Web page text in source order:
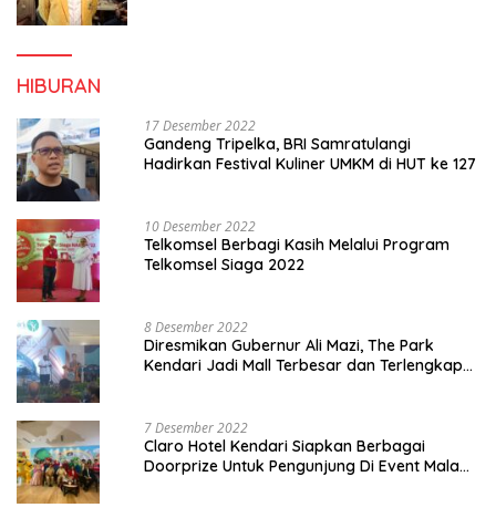
HIBURAN
17 Desember 2022
Gandeng Tripelka, BRI Samratulangi
Hadirkan Festival Kuliner UMKM di HUT ke 127
10 Desember 2022
Telkomsel Berbagi Kasih Melalui Program
Telkomsel Siaga 2022
8 Desember 2022
Diresmikan Gubernur Ali Mazi, The Park
Kendari Jadi Mall Terbesar dan Terlengkap
7 Desember 2022
Claro Hotel Kendari Siapkan Berbagai
Doorprize Untuk Pengunjung Di Event Malam